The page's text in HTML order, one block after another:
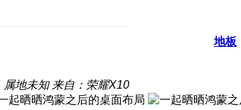
地板
属地未知 来自：荣耀X10